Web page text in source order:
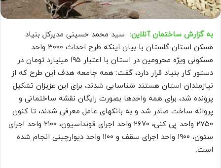
به گزارش ساختمان آنلاین: سید محمد حسینی مدیرکل بنیاد
مسکن استان گلستان با بیان اینکه طرح احداث ۳۰۰۰ واحد
مسکونی ویژه محرومین در استان با اعتبار ۱۹۵ میلیارد تومان در
دستور کار بنیاد قرار دارد، گفت: همه جامعه هدف این طرح که از
نیازمندان استان هستند شناسایی شدند، برای این عزیزان تشکیل
پرونده شد، برای همه واحدها بصورت رایگان نقشه ساختمانی و
پروانه ساخت صادر شد و به بانکهای عامل معرفی شدند، تا کنون
۲۷۵۰ واحد پی کنی، ۲۶۷۰ واحد اجرای فونداسیون، ۲۱۰۰ واحد اجرای
ستون، ۱۹۰۰ واحد اجرای سقف و ۱۱۰۰ واحد دیوارچینی انجام شده
است.